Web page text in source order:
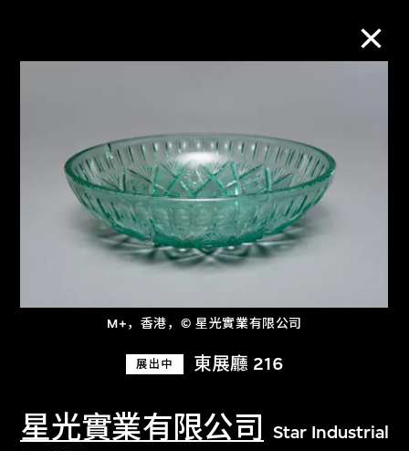
M+，香港，© 星光實業有限公司
展出中 東展廳 216
星光實業有限公司
Star Industrial
进一步筛选
文化藏品。